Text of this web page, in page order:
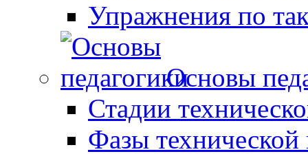
Упражнения по
Основы
Стадии
Фазы технической